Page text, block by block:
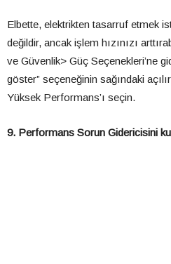
Elbette, elektrikten tasarruf etmek
değildir, ancak işlem hızınızı
ve Güvenlik> Güç Seçenekleri’ne
göster” seçeneğinin sağındaki
Yüksek Performans’ı seçin.
9. Performans Sorun Gidericisini